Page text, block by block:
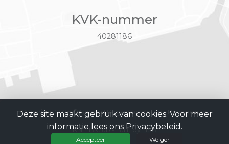
KVK-nummer
40281186
Copyright 2026 © Smash Bergen op Zoom - Powered by
KNLTB.Club - Built by LISA
Deze site maakt gebruik van cookies. Voor meer
informatie lees ons Privacybeleid .
Accepteer Weiger